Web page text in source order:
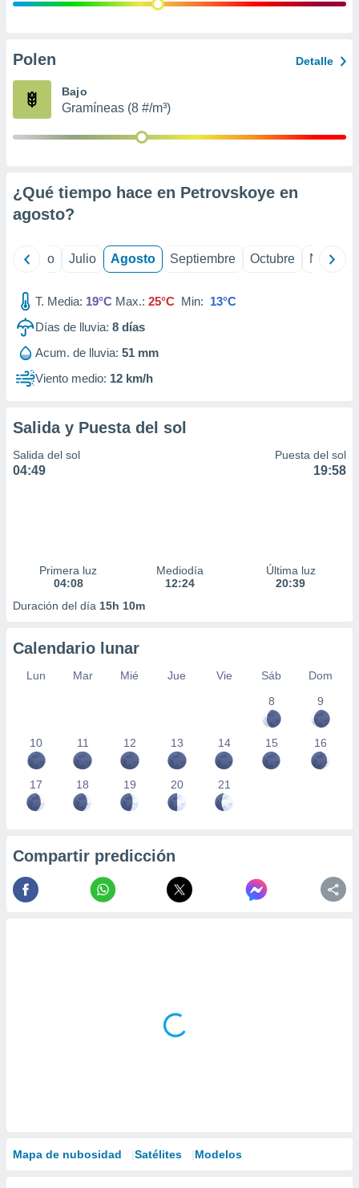
publicidad
de
Polen Detalle
Bajo
Gramíneas (8 #/m³)
¿Qué tiempo hace en Petrovskoye en
agosto?
Junio Julio Agosto Septiembre Octubre
T. Media: 19°C Max.: 25°C Min: 13°C
Días de lluvia: 8 días
Acum. de lluvia: 51 mm
Viento medio: 12 km/h
Salida y Puesta del sol
Salida del sol
04:49
Puesta del sol
19:58
Primera luz
04:08
Mediodía
12:24
Última luz
20:39
Duración del día 15h 10m
Calendario lunar
Lun Mar Mié Jue Vie Sáb
Dom
8
9
10 11 12 13 14 15 16
17 18 19 20 21
Compartir predicción
Mapa de nubosidad Satélites Modelos